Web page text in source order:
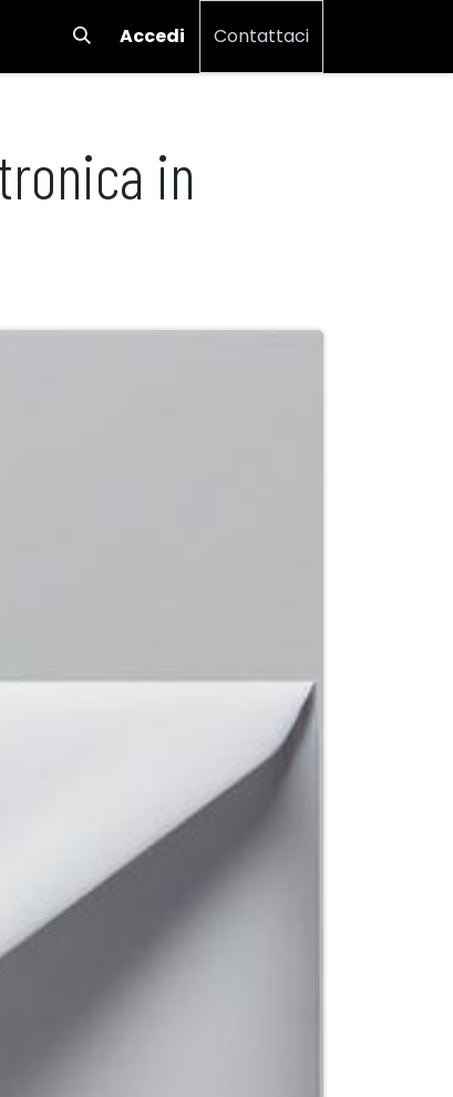
Accedi Contattaci
in